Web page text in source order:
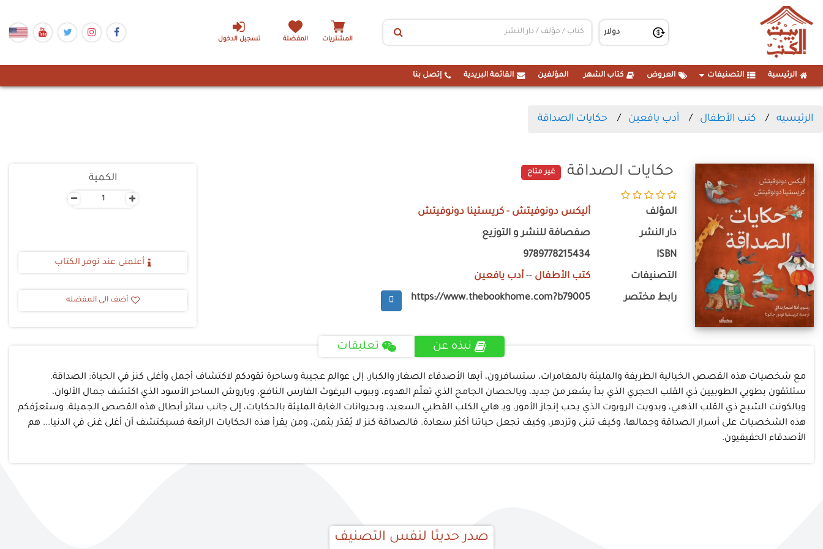
تسجيل الدخول المشتريات المفضلة
الرئيسية التصنيفات العروض كتاب الشهر المؤلفين القائمة البريدية إتصل بنا
الرئيسيه كتب الأطفال أدب يافعين حكايات الصداقة
حكايات الصداقة غير متاح
المؤلف أليكس دونوفيتش - كريستينا دونوفيتش
دار النشر صفصافة للنشر و التوزيع
ISBN
9789778215434
التصنيفات كتب الأطفال -- أدب يافعين
رابط مختصر https://www.thebookhome.com?b79005
الكمية
- +
أعلمنى عند توفر الكتاب
أضف الى المفضله
نبذه عن تعليقات
مع شخصيات هذه القصص الخيالية الطريفة والمليئة بالمغامرات، ستسافرون، أيها الأصدقاء الصغار والكبار، إلى عوالم عجيبة وساحرة تقودكم لاكتشاف أجمل وأغلى كنز في الحياة: الصداقة.
ستلتقون بطوبي الطوبيين ذي القلب الحجري الذي بدأ يشعر من جديد، وبالحصان الجامح الذي تعلّم الهدوء، وببوب البرغوث الفارس النافع، وباروش الساحر الأسود الذي اكتشف جمال الألوان،
وبالكونت الشبح ذي القلب الذهبي، وبدويت الروبوت الذي يحب إنجاز الأمور، وبـ هابي الكلب القطبي السعيد، وبحيوانات الغابة المليئة بالحكايات، إلى جانب سائر أبطال هذه القصص الجميلة. وستعرّفكم
هذه الشخصيات على أسرار الصداقة وجمالها، وكيف تبنى وتزدهر، وكيف تجعل حياتنا أكثر سعادة. فالصداقة كنز لا يُقدّر بثمن، ومن يقرأ هذه الحكايات الرائعة فسيكتشف أن أغلى غنى في الدنيا... هم
الأصدقاء الحقيقيون.
صدر حديثا لنفس التصنيف